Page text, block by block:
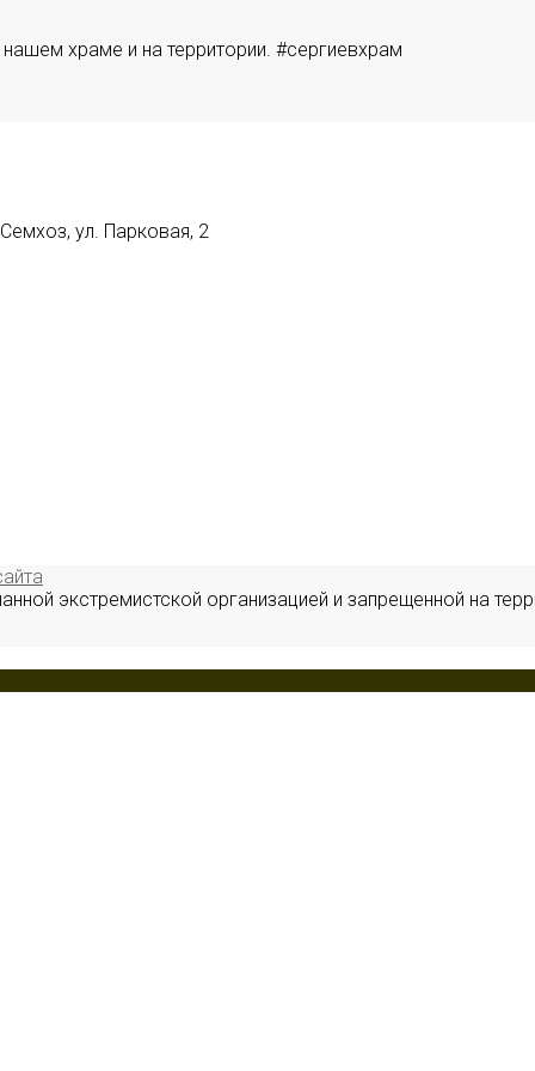
храме и на территории. #сергиевхрам
ул. Парковая, 2
экстремистской организацией и запрещенной на